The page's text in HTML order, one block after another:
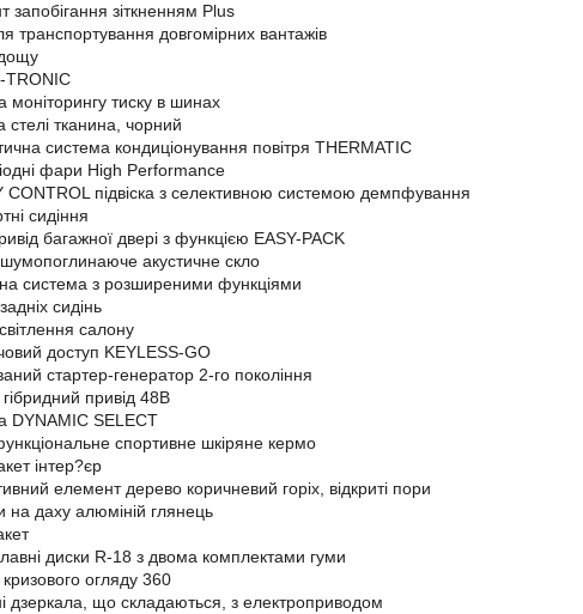
запобігання зіткненням Plus
транспортування довгомірних вантажів
моніторингу тиску в шинах
стелі тканина, чорний
система кондиціонування повітря THERMATIC
фари High Performance
CONTROL підвіска з селективною системою демпфування
сидіння
багажної двері з функцією EASY-PACK
акустичне скло
система з розширеними функціями
задніх сидінь
салону
доступ KEYLESS-GO
стартер-генератор 2-го покоління
привід 48В
DYNAMIC SELECT
спортивне шкіряне кермо
інтер?єр
елемент дерево коричневий горіх, відкриті пори
на даху алюміній глянець
диски R-18 з двома комплектами гуми
огляду 360
дзеркала, що складаються, з електроприводом